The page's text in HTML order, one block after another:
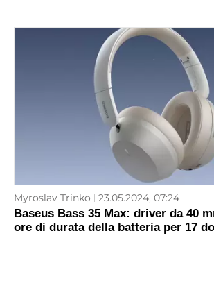
Myroslav Trinko 23.05.2024, 07:24
Baseus Bass 35 Max: driver da 40
ore di durata della batteria per 17